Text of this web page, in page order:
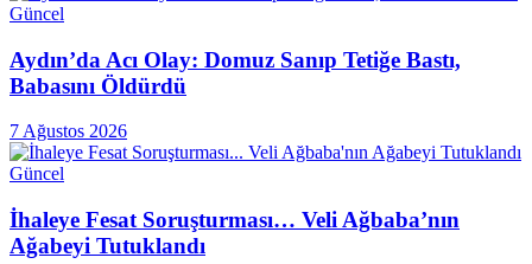
Güncel
Aydın’da Acı Olay: Domuz Sanıp Tetiğe Bastı,
Babasını Öldürdü
7 Ağustos 2026
Güncel
İhaleye Fesat Soruşturması… Veli Ağbaba’nın
Ağabeyi Tutuklandı